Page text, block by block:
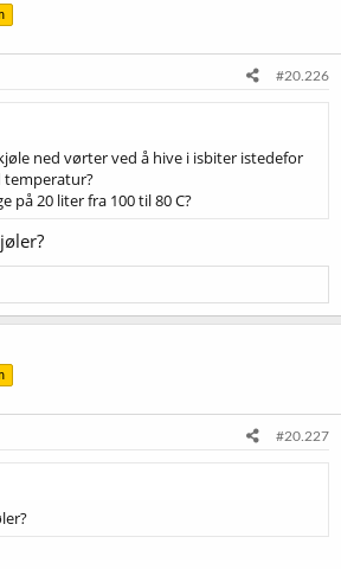
#20.226
ned vørter ved å hive i isbiter istedefor
på 20 liter fra 100 til 80 C?
#20.227